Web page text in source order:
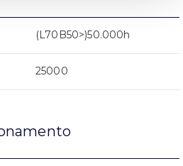
(L70B50>)50.000h
25000